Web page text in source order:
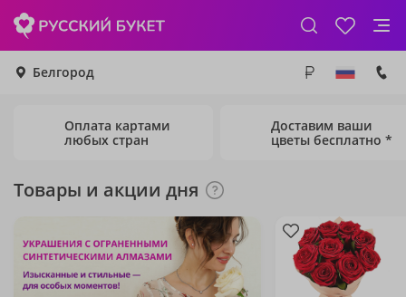
Белгород
Оплата картами
любых стран
Доставим ваши
цветы бесплатно *
Товары и акции дня